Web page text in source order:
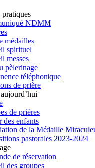
NDMM
médailles
spirituel
messes
pèlerinage
téléphonique
de prière
de prières
des enfants
de la Médaille
pastorales 2023-2024
de réservation
des groupes